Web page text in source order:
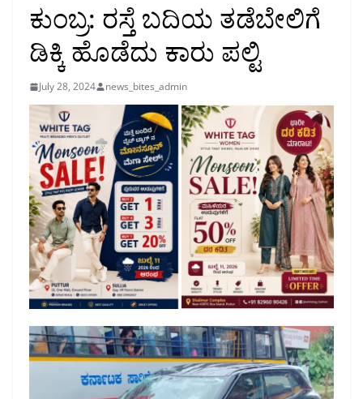
ಕುಂಬ್ರ: ರಸ್ತೆ ಬದಿಯ ತಡೆಬೇಲಿಗೆ
ಡಿಕ್ಕಿ ಹೊಡೆದು ಕಾರು ಪಲ್ಟಿ
July 28, 2024 news_bites_admin